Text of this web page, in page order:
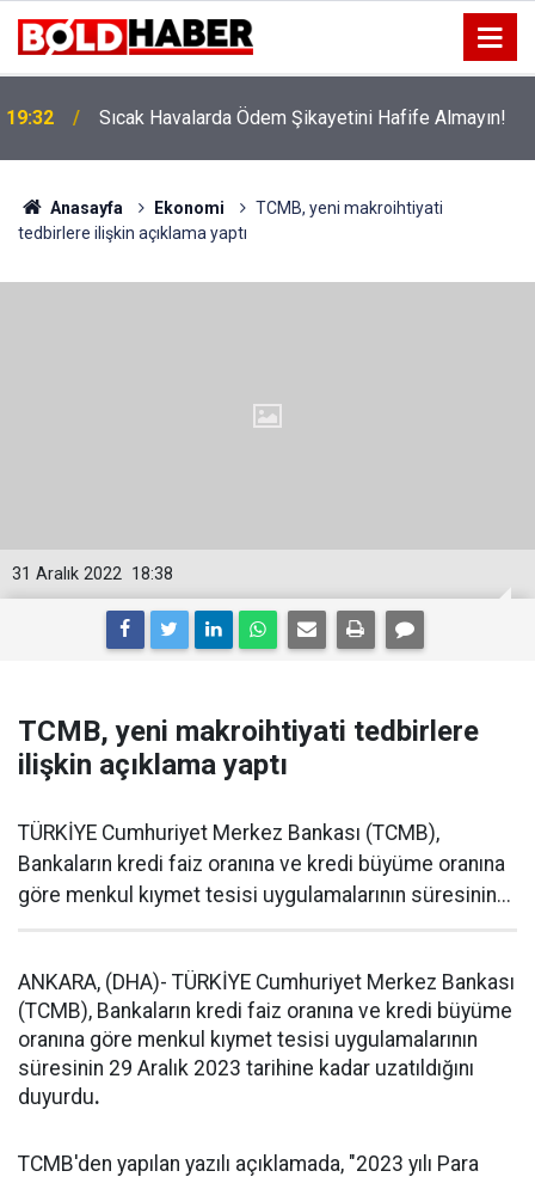
19:32 Sıcak Havalarda Ödem Şikayetini Hafife Almayın!
Anasayfa Ekonomi
TCMB, yeni makroihtiyati
tedbirlere ilişkin açıklama yaptı
18:38
31 Aralık 2022
TCMB, yeni makroihtiyati tedbirlere
ilişkin açıklama yaptı
TÜRKİYE Cumhuriyet Merkez Bankası (TCMB),
Bankaların kredi faiz oranına ve kredi büyüme oranına
göre menkul kıymet tesisi uygulamalarının süresinin...
ANKARA, (DHA)- TÜRKİYE Cumhuriyet Merkez Bankası
(TCMB), Bankaların kredi faiz oranına ve kredi büyüme
oranına göre menkul kıymet tesisi uygulamalarının
süresinin 29 Aralık 2023 tarihine kadar uzatıldığını
duyurdu.
TCMB'den yapılan yazılı açıklamada, "2023 yılı Para